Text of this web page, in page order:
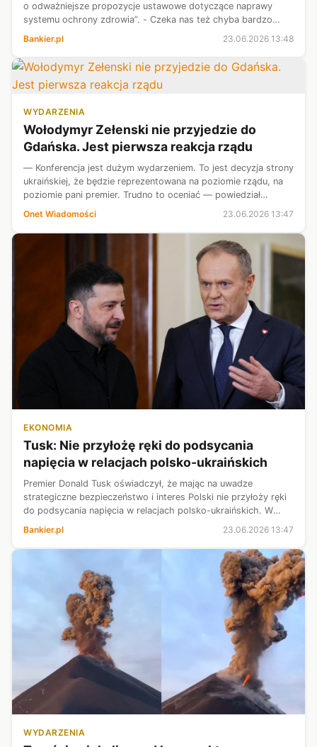
o odważniejsze propozycje ustawowe dotyczące naprawy
systemu ochrony zdrowia”. - Czeka nas też chyba bardzo
poważna rozmowa z szefostwem NFZ-u - dodał szef rządu.
Bankier.pl 23.06.2026 13:48
WYDARZENIA
Wołodymyr Zełenski nie przyjedzie do
Gdańska. Jest pierwsza reakcja rządu
— Konferencja jest dużym wydarzeniem. To jest decyzja strony
ukraińskiej, że będzie reprezentowana na poziomie rządu, na
poziomie pani premier. Trudno to oceniać — powiedział
rzecznik rządu Adam Szłapka.
Onet Wiadomości 23.06.2026 13:47
EKONOMIA
Tusk: Nie przyłożę ręki do podsycania
napięcia w relacjach polsko-ukraińskich
Premier Donald Tusk oświadczył, że mając na uwadze
strategiczne bezpieczeństwo i interes Polski nie przyłoży ręki
do podsycania napięcia w relacjach polsko-ukraińskich. W
interesie Polski „jest budowanie możliwie dobrych relacji,
zbudowanych na wizji...
Bankier.pl 23.06.2026 13:47
WYDARZENIA